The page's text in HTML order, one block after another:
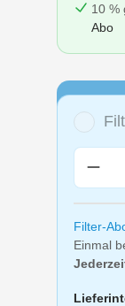
10 %
Abo
Filter-
Einmal